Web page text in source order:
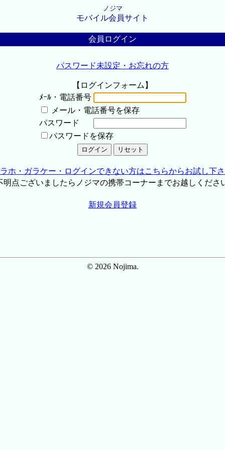
ノジマ
モバイル会員サイト
会員ログイン
パスワード未設定・お忘れの方
【ログインフォーム】
ﾒｰﾙ・電話番号
メール・電話番号を保存
パスワード
パスワードを保存
ホ・ガラケー・ログインできない方はこちらからお試し下
点ございましたらノジマの携帯コーナーまでお越しくださ
新規会員登録
© 2026 Nojima.